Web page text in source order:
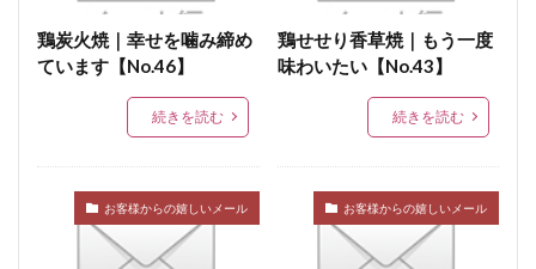
鶏炭火焼｜幸せを噛み締め
ています【No.46】
続きを読む
鶏せせり香草焼｜もう一度
味わいたい【No.43】
続きを読む
お客様からの嬉しいメール お客様からの嬉しいメール